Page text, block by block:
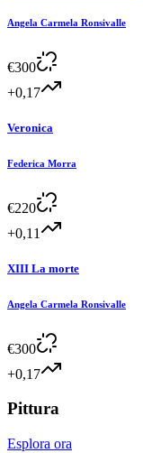
Angela Carmela Ronsivalle
€300
+0,17
Veronica
Federica Morra
€220
+0,11
XIII La morte
Angela Carmela Ronsivalle
€300
+0,17
Pittura
Esplora ora